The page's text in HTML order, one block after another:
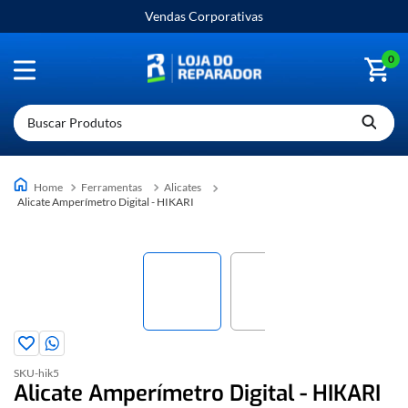
Vendas Corporativas
0
Buscar Produtos
Ferramentas
Alicates
Alicate Amperímetro Digital - HIKARI
SKU-hik5
Alicate Amperímetro Digital - HIKARI